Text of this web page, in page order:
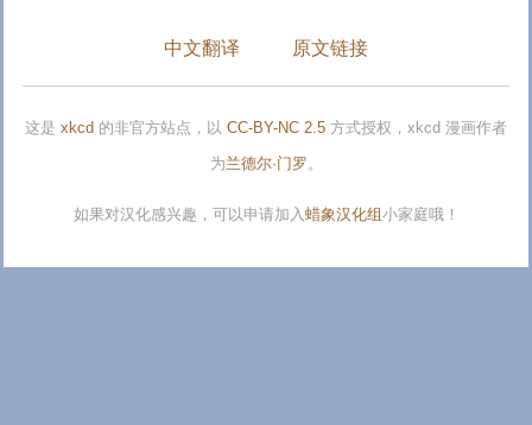
中文翻译 原文链接
这是 xkcd 的非官方站点，以 CC-BY-NC 2.5 方式授权，xkcd 漫画作者
为兰德尔·门罗。
如果对汉化感兴趣，可以申请加入蜡象汉化组小家庭哦！